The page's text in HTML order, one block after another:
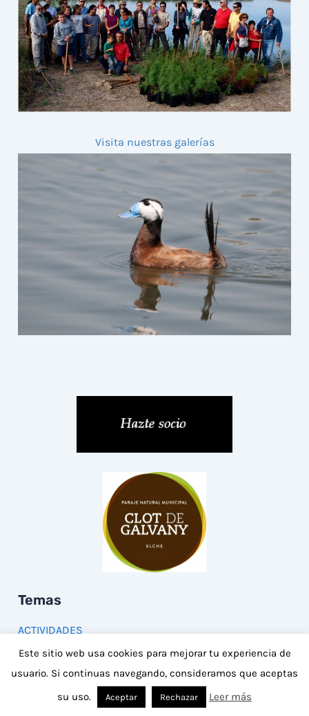
Visita nuestras galerías
Temas
ACTIVIDADES
Agricultura tradicional
Agua Amarga
Aguamarga
Este sitio web usa cookies para mejorar tu experiencia de
usuario. Si continuas navegando, consideramos que aceptas
su uso.
Aceptar Rechazar Leer más